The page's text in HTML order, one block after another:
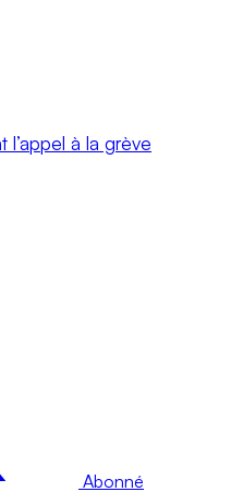
l’appel à la grève
Abonné